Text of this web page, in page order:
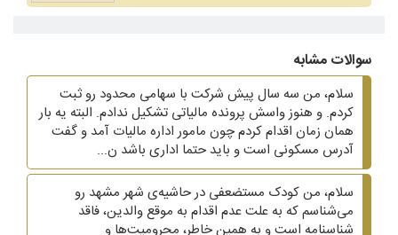
سوالات مشابه
سلام، من سه سال پیش شرکت با سهامی محدود رو ثبت
کردم. و هنوز واسش پرونده مالیاتی تشکیل ندادم. البته یه بار
همان زمان اقدام کردم چون مامور اداره مالیات آمد و گفت
آدرس مسکونی است و باید حتما اداری باشد ن...
سلام، من کودک مستضعفی در حاشیه‌ی شهر مشهد رو
می‌شناسم که به علت عدم اقدام به موقع والدین، فاقد
شناسنامه است و به همین خاطر، محرومیت‌ها و